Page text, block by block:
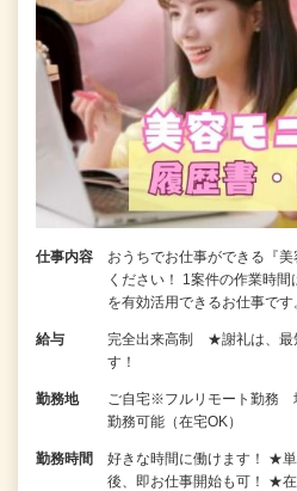
仕事内容
おうちでお仕事ができる『
ください！ 1案件の作業時
を有効活用できるお仕事で
給与
完全出来高制 ★謝礼は、最
す！
勤務地
ご自宅※フルリモート勤務
勤務可能（在宅OK）
勤務時間
好きな時間に働けます！ ★
後、即お仕事開始も可！ ★